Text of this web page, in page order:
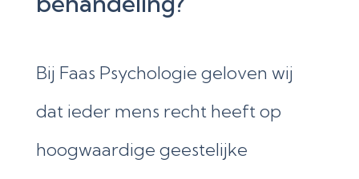
Bij Faas Psychologie geloven wij
dat ieder mens recht heeft op
hoogwaardige geestelijke